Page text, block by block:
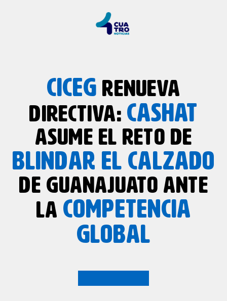
CICEG RENUEVA
DIRECTIVA: CASHAT
ASUME EL RETO DE
BLINDAR EL CALZADO
DE GUANAJUATO ANTE
LA COMPETENCIA
GLOBAL